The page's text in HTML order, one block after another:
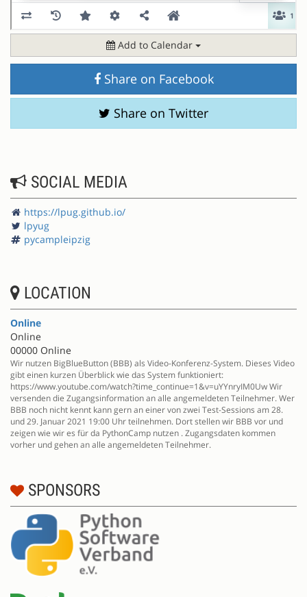
Add to Calendar
Share on Facebook
Share on Twitter
SOCIAL MEDIA
https://lpug.github.io/
lpyug
pycampleipzig
LOCATION
Online
Online
00000 Online
Wir nutzen BigBlueButton (BBB) als Video-Konferenz-System. Dieses Video
gibt einen kurzen Überblick wie das System funktioniert:
https://www.youtube.com/watch?time_continue=1&v=uYYnryIM0Uw Wir
versenden die Zugangsinformation an alle angemeldeten Teilnehmer. Wer
BBB noch nicht kennt kann gern an einer von zwei Test-Sessions am 28.
und 29. Januar 2021 19:00 Uhr teilnehmen. Dort stellen wir BBB vor und
zeigen wie wir es für da PythonCamp nutzen . Zugangsdaten kommen
vorher und gehen an alle angemeldeten Teilnehmer.
SPONSORS